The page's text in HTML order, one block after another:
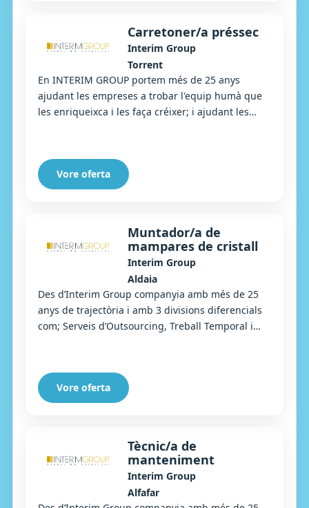
Carretoner/a préssec
Interim Group
Torrent
En INTERIM GROUP portem més de 25 anys
ajudant les empreses a trobar l'equip humà que
les enriqueixca i les faça créixer; i ajudant les
Vore oferta
Muntador/a de
mampares de cristall
Interim Group
Aldaia
Des d’Interim Group companyia amb més de 25
anys de trajectòria i amb 3 divisions diferencials
com; Serveis d’Outsourcing, Treball Temporal i
Vore oferta
Tècnic/a de
manteniment
Interim Group
Alfafar